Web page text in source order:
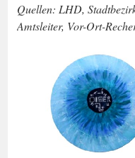
Quellen: LHD,
Amtsleiter, Vor-Ort-